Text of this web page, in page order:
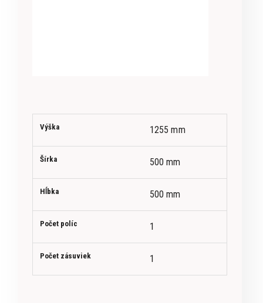
Výška 1255 mm
Šírka 500 mm
Hĺbka 500 mm
Počet políc 1
Počet zásuviek 1